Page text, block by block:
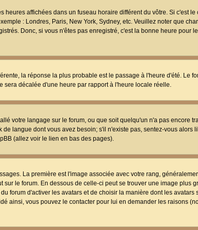
affichées dans un fuseau horaire différent du vôtre. Si c'est
: Londres, Paris, New York, Sydney, etc. Veuillez noter que
Donc, si vous n'êtes pas enregistré, c'est la bonne heure pour
la réponse la plus probable est le passage à l'heure d'été. Le
sera décalée d'une heure par rapport à l'heure locale réelle.
votre langage sur le forum, ou que soit quelqu'un n'a pas encore
langue dont vous avez besoin; s'il n'existe pas, sentez-vous alors
(allez voir le lien en bas des pages).
La première est l'image associée avec votre rang,
le forum. En dessous de celle-ci peut se trouver une image plus
forum d'activer les avatars et de choisir la manière dont les avatars
ainsi, vous pouvez le contacter pour lui en demander les raisons